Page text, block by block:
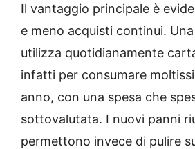
Il vantaggio principale è
e meno acquisti continui.
utilizza quotidianamente
infatti per consumare
anno, con una spesa che
sottovalutata. I nuovi panni
permettono invece di pulire